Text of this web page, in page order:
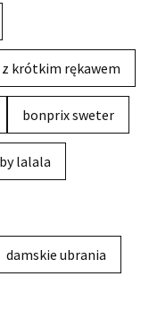
krótkim rękawem
bonprix sweter
by lalala
damskie ubrania